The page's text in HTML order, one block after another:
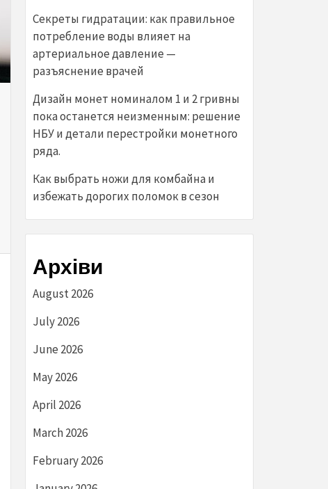
Секреты гидратации: как правильное
потребление воды влияет на
артериальное давление —
разъяснение врачей
Дизайн монет номиналом 1 и 2 гривны
пока останется неизменным: решение
НБУ и детали перестройки монетного
ряда.
Как выбрать ножи для комбайна и
избежать дорогих поломок в сезон
Архіви
August 2026
July 2026
June 2026
May 2026
April 2026
March 2026
February 2026